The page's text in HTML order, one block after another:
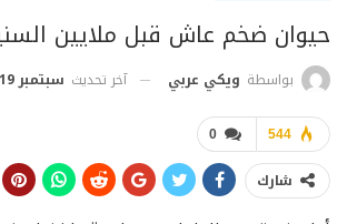
حيوان ضخم عاش قبل ملايين
بواسطة ويكي عربي آخر تحديث سبتمبر 19, 2013
0 544
شارك